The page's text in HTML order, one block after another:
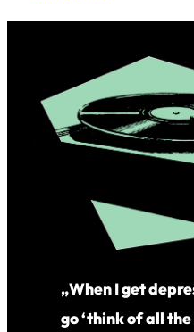
„When I get
go ‘think of all